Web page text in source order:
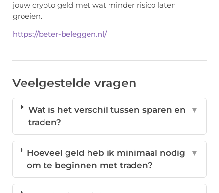
jouw crypto geld met wat minder risico laten
groeien.
https://beter-beleggen.nl/
Veelgestelde vragen
Wat is het verschil tussen sparen en
traden?
▼
Hoeveel geld heb ik minimaal nodig
om te beginnen met traden?
▼